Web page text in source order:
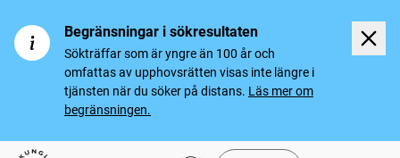
Begränsningar i sökresultaten
Sökträffar som är yngre än 100 år och
omfattas av upphovsrätten visas inte längre i
tjänsten när du söker på distans. Läs mer om
begränsningen.